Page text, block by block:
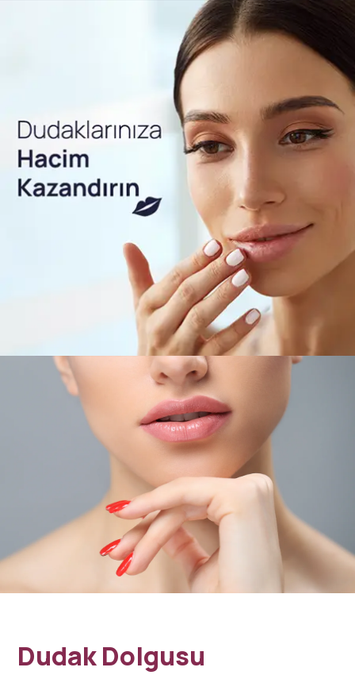
Dudak Dolgusu